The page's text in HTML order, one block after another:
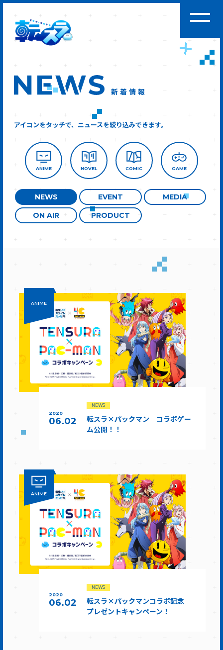
新着情報
アイコンをタッチで、ニュースを絞り込みできます。
ANIME NOVEL COMIC GAME
NEWS EVENT MEDIA
ON AIR PRODUCT
ANIME
2020
06.02
NEWS
転スラ×パックマン コラボゲー
ム公開！！
ANIME
2020
06.02
NEWS
転スラ×パックマンコラボ記念
プレゼントキャンペーン！